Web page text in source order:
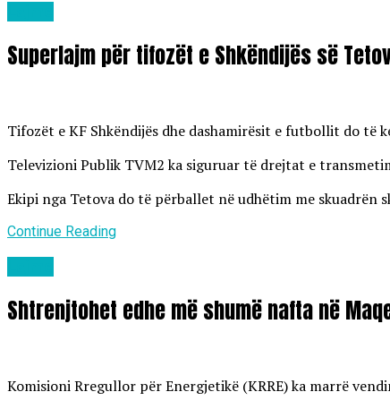
Superlajm për tifozët e Shkëndijës së
Tifozët e KF Shkëndijës dhe dashamirësit e futbollit do të
Televizioni Publik TVM2 ka siguruar të drejtat e
Ekipi nga Tetova do të përballet në udhëtim me
Continue Reading
Shtrenjtohet edhe më shumë nafta në
Komisioni Rregullor për Energjetikë (KRRE) ka marrë